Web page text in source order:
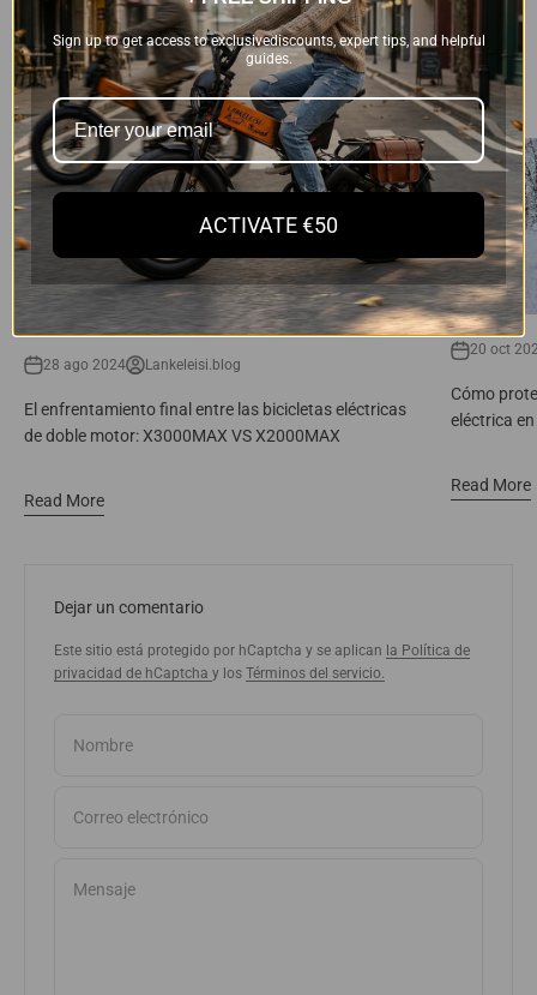
Compartir
Puede que te interese
28 ago 2024 Lankeleisi.blog
El enfrentamiento final entre las bicicletas eléctricas
de doble motor: X3000MAX VS X2000MAX
Read More
20 oct
Cómo
eléctrica
Read More
Dejar un comentario
Este sitio está protegido por hCaptcha y se aplican la Política de
privacidad de hCaptcha y los Términos del servicio.
Nombre
Correo electrónico
Mensaje
Sign up to get access to exclusivediscounts, expert tips, and helpful
guides.
ACTIVATE €50